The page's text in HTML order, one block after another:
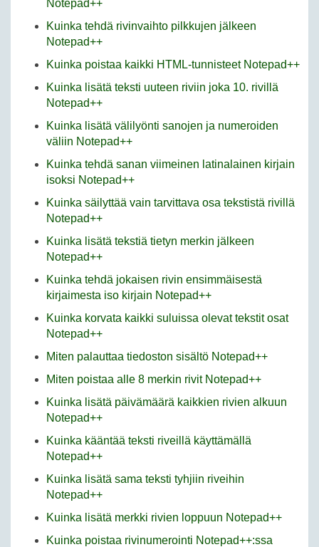
Notepad++
Kuinka tehdä rivinvaihto pilkkujen jälkeen
Notepad++
Kuinka poistaa kaikki HTML-tunnisteet Notepad++
Kuinka lisätä teksti uuteen riviin joka 10. rivillä
Notepad++
Kuinka lisätä välilyönti sanojen ja numeroiden
väliin Notepad++
Kuinka tehdä sanan viimeinen latinalainen kirjain
isoksi Notepad++
Kuinka säilyttää vain tarvittava osa tekstistä rivillä
Notepad++
Kuinka lisätä tekstiä tietyn merkin jälkeen
Notepad++
Kuinka tehdä jokaisen rivin ensimmäisestä
kirjaimesta iso kirjain Notepad++
Kuinka korvata kaikki suluissa olevat tekstit osat
Notepad++
Miten palauttaa tiedoston sisältö Notepad++
Miten poistaa alle 8 merkin rivit Notepad++
Kuinka lisätä päivämäärä kaikkien rivien alkuun
Notepad++
Kuinka kääntää teksti riveillä käyttämällä
Notepad++
Kuinka lisätä sama teksti tyhjiin riveihin
Notepad++
Kuinka lisätä merkki rivien loppuun Notepad++
Kuinka poistaa rivinumerointi Notepad++:ssa